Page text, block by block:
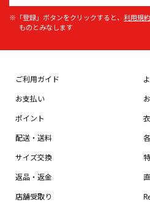
※「登録」ボタンをクリックすると、 利用規約
ものとみなします
ご利用ガイド
お支払い
ポイント
配送・送料
サイズ交換
返品・返金
店舗受取り